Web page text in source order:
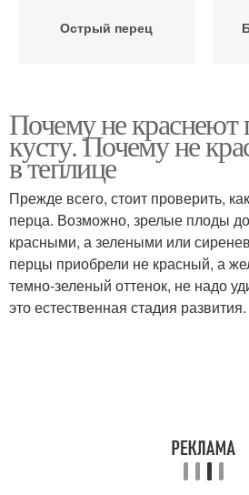
Острый перец
Сладкий перец
Почему не краснеют
кусту. Почему не
в теплице
Прежде всего, стоит проверить,
перца. Возможно, зрелые плоды
красными, а зелеными или
перцы приобрели не красный, а
темно-зеленый оттенок, не надо
это естественная стадия развития.